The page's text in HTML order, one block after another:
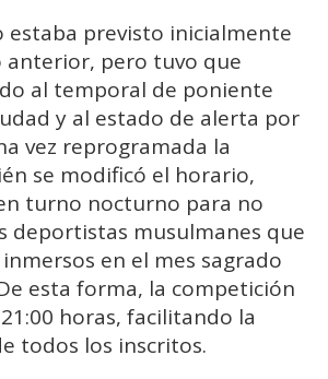
estaba previsto inicialmente
anterior, pero tuvo que
al temporal de poniente
y al estado de alerta por
vez reprogramada la
se modificó el horario,
turno nocturno para no
deportistas musulmanes que
en el mes sagrado
esta forma, la competición
horas, facilitando la
todos los inscritos.